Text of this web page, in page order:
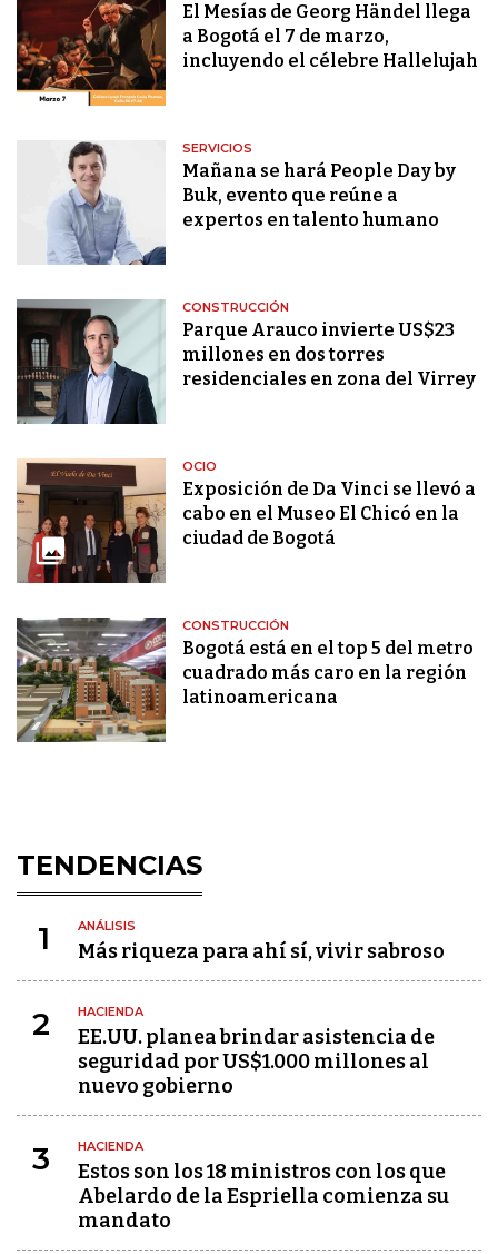
El Mesías de Georg Händel llega
a Bogotá el 7 de marzo,
incluyendo el célebre Hallelujah
SERVICIOS
Mañana se hará People Day by
Buk, evento que reúne a
expertos en talento humano
CONSTRUCCIÓN
Parque Arauco invierte US$23
millones en dos torres
residenciales en zona del Virrey
OCIO
Exposición de Da Vinci se llevó a
cabo en el Museo El Chicó en la
ciudad de Bogotá
CONSTRUCCIÓN
Bogotá está en el top 5 del metro
cuadrado más caro en la región
latinoamericana
TENDENCIAS
1 ANÁLISIS
Más riqueza para ahí sí, vivir sabroso
2 HACIENDA
EE.UU. planea brindar asistencia de
seguridad por US$1.000 millones al
nuevo gobierno
3 HACIENDA
Estos son los 18 ministros con los que
Abelardo de la Espriella comienza su
mandato